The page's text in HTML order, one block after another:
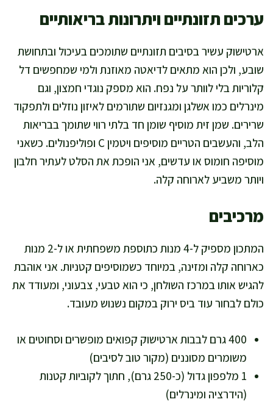
ערכים תזונתיים ויתרונות בריאותיים
ארטישוק עשיר בסיבים תזונתיים שתומכים בעיכול ובתחושת
שובע, ולכן הוא מתאים לדיאטה מאוזנת ולמי שמחפשים דל
קלוריות בלי לוותר על נפח. הוא מספק נוגדי חמצון, וגם
מינרלים כמו אשלגן ומגנזיום שתורמים לאיזון נוזלים ולתפקוד
שרירים. שמן זית מוסיף שומן חד בלתי רווי שתומך בבריאות
הלב, והעשבים הטריים מוסיפים ויטמין C ופוליפנולים. כשאני
מוסיפה חומוס או עדשים, אני הופכת את הסלט לעתיר חלבון
ויותר משביע לארוחה קלה.
מרכיבים
המתכון מספיק ל-4 מנות כתוספת משפחתית או ל-2 מנות
כארוחה קלה ומזינה, במיוחד כשמוסיפים קטניות. אני אוהבת
להגיש אותו במרכז השולחן, כי הוא טבעי, צבעוני, ומעודד את
כולם לבחור עוד ביס ירוק במקום נשנוש מעובד.
400 גרם לבבות ארטישוק קפואים מופשרים וסחוטים או
משומרים מסוננים (מקור טוב לסיבים)
1 מלפפון גדול (כ-250 גרם), חתוך לקוביות קטנות
(הידרציה ומינרלים)